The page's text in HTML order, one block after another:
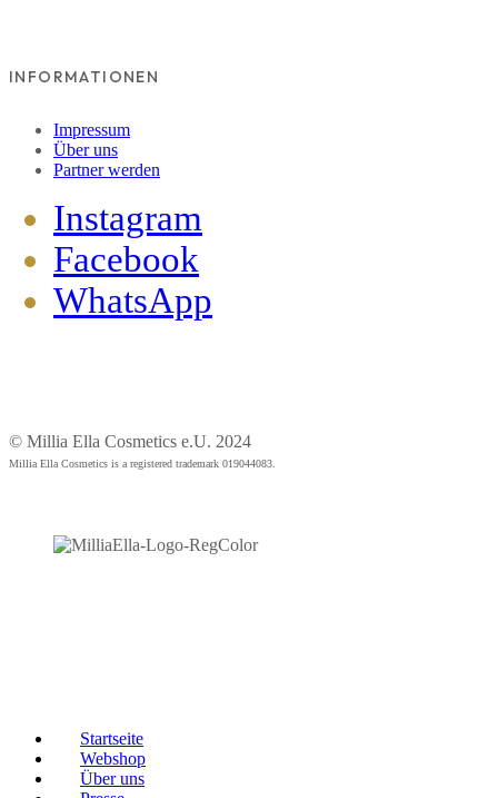
INFORMATIONEN
Impressum
Über uns
Partner werden
Instagram
Facebook
WhatsApp
© Millia Ella Cosmetics e.U. 2024
Millia Ella Cosmetics is a registered trademark 019044083.
Startseite
Webshop
Über uns